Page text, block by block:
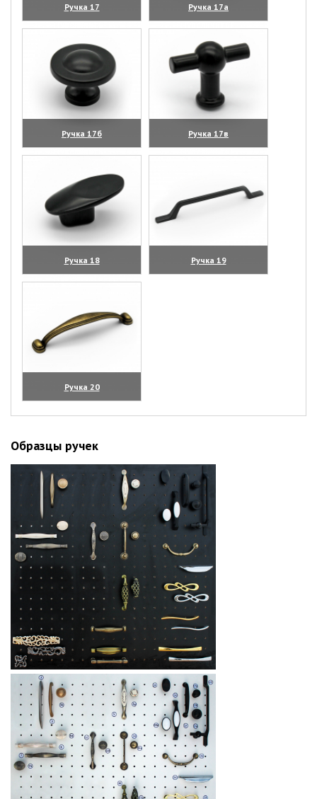
Ручка 17
(увеличить)
Ручка 17а
(увеличить)
Ручка 17б
(увеличить)
Ручка 17в
(увеличить)
Ручка 18
(увеличить)
Ручка 19
(увеличить)
Ручка 20
(увеличить)
Образцы ручек